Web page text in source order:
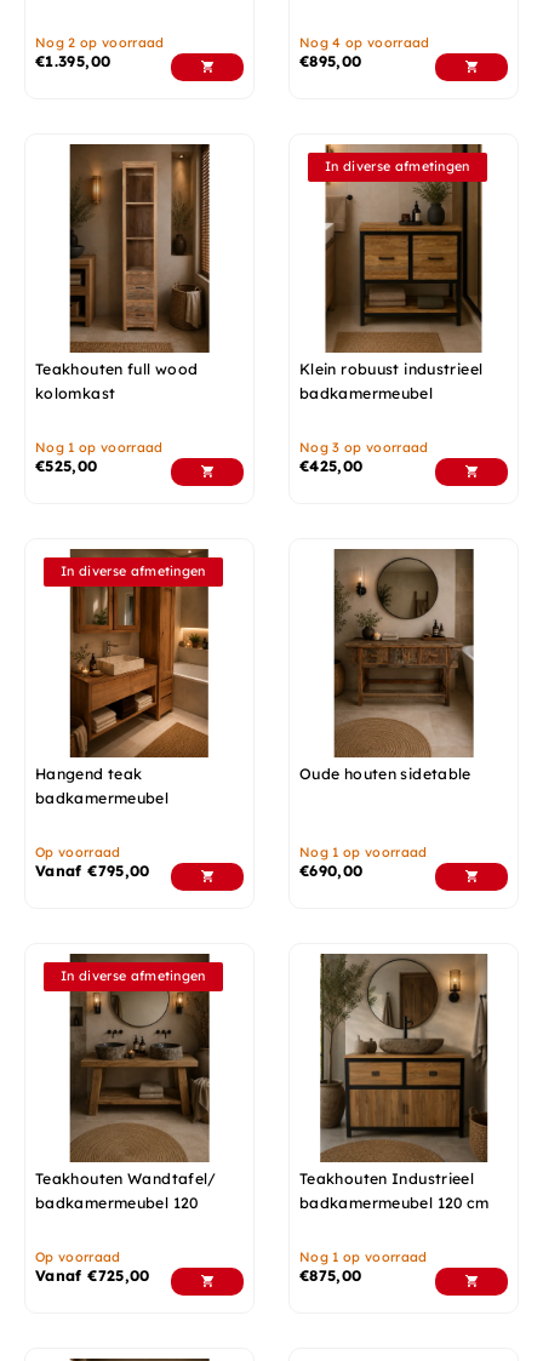
Nog 2 op voorraad
€1.395,00
Nog 4 op voorraad
€895,00
Teakhouten full wood
kolomkast
Nog 1 op voorraad
€525,00
In diverse afmetingen
Klein robuust industrieel
badkamermeubel
Nog 3 op voorraad
€425,00
In diverse afmetingen
Hangend teak
badkamermeubel
Op voorraad
Vanaf€795,00
Oude houten sidetable
Nog 1 op voorraad
€690,00
In diverse afmetingen
Teakhouten Wandtafel/
badkamermeubel 120
Op voorraad
Vanaf€725,00
Teakhouten Industrieel
badkamermeubel 120 cm
Nog 1 op voorraad
€875,00